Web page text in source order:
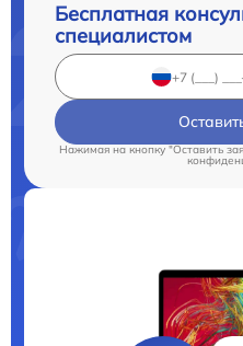
Бесплатная
специалистом
Нажимая на кнопку "Оставить